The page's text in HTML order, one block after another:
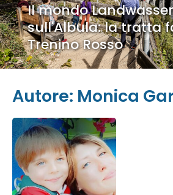
Il mondo Landwasser
sull'Albula: la tratta
Trenino Rosso
Autore: Monica